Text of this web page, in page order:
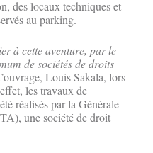
des locaux techniques et
au parking.
à cette aventure, par le
de sociétés de droits
Louis Sakala, lors
les travaux de
réalisés par la Générale
une société de droit